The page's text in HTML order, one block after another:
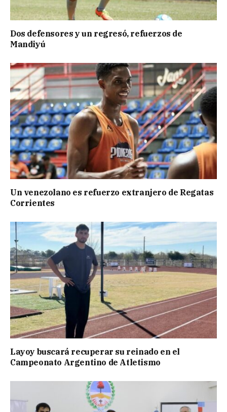
Dos defensores y un regresó, refuerzos de
Mandiyú
Un venezolano es refuerzo extranjero de Regatas
Corrientes
Layoy buscará recuperar su reinado en el
Campeonato Argentino de Atletismo